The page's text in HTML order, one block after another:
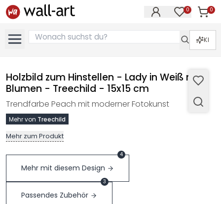
0 0
KI
Holzbild zum Hinstellen - Lady in Weiß mit
Blumen - Treechild - 15x15 cm
Trendfarbe Peach mit moderner Fotokunst
Mehr von Treechild
Mehr zum Produkt
Mehr mit diesem Design
4
Passendes Zubehör
3